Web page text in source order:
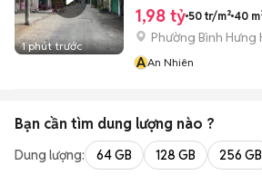
1 phút trước
1,98 tỷ 50 tr/m² 40
Phường Bình Hưng
AAn Nhiên
Bạn cần tìm dung lượng nào ?
Dung lượng: 64 GB 128 GB 256 GB